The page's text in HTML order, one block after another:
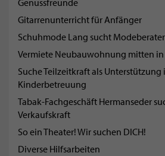
Genussfreunde
Gitarrenunterricht für Anfänger
Schuhmode Lang sucht
Vermiete Neubauwohnung mitten in
Suche Teilzeitkraft als
Kinderbetreuung
Tabak-Fachgeschäft Hermanseder
Verkaufskraft
So ein Theater! Wir suchen DICH!
Diverse Hilfsarbeiten